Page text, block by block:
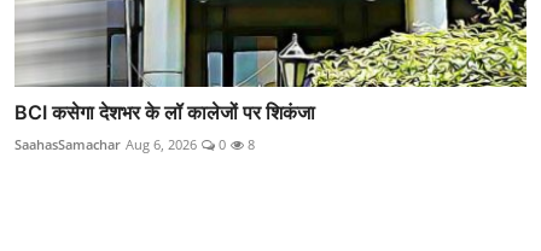
BCI कसेगा देशभर के लॉ कालेजों पर शिकंजा
SaahasSamachar Aug 6, 2026 0 8